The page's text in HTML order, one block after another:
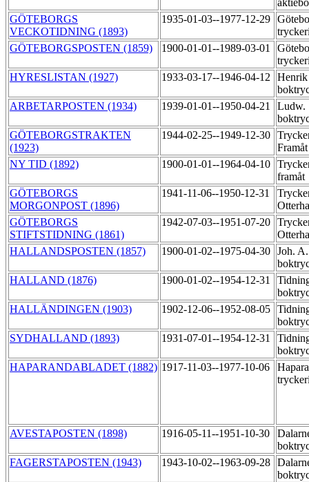
GÖTEBORGS
VECKOTIDNING (1893)
1935-01-03--1977-12-29
GÖTEBORGSPOSTEN (1859)
1900-01-01--1989-03-01
HYRESLISTAN (1927)
1933-03-17--1946-04-12
Henrik
ARBETARPOSTEN (1934)
1939-01-01--1950-04-21
Ludw.
GÖTEBORGSTRAKTEN
(1923)
1944-02-25--1949-12-30
NY TID (1892)
1900-01-01--1964-04-10
framåt
GÖTEBORGS
MORGONPOST (1896)
1941-11-06--1950-12-31
GÖTEBORGS
STIFTSTIDNING (1861)
1942-07-03--1951-07-20
HALLANDSPOSTEN (1857)
1900-01-02--1975-04-30 Joh.
HALLAND (1876)
1900-01-02--1954-12-31
HALLÄNDINGEN (1903)
1902-12-06--1952-08-05
SYDHALLAND (1893)
1931-07-01--1954-12-31
HAPARANDABLADET (1882) 1917-11-03--1977-10-06
AVESTAPOSTEN (1898) 1916-05-11--1951-10-30
FAGERSTAPOSTEN (1943)
1943-10-02--1963-09-28